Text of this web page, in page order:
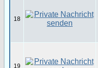
18
19